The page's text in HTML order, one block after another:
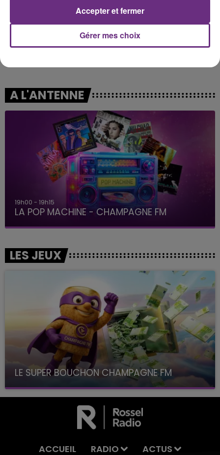
A L'ANTENNE
19h00 - 19h15
LA POP MACHINE - CHAMPAGNE FM
LES JEUX
LE SUPER BOUCHON CHAMPAGNE FM
avec La Famille Champagne FM, à 8H10
ACCUEIL RADIO ACTUS
Gérer mes choix
Accepter et fermer